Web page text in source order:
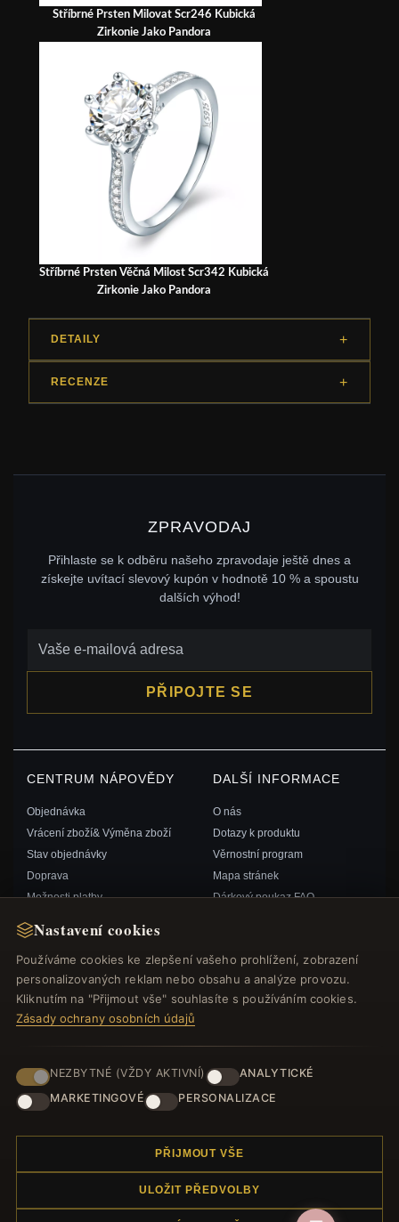
Nastavení cookies
Používáme cookies ke zlepšení vašeho prohlížení, zobrazení
personalizovaných reklam nebo obsahu a analýze provozu.
Kliknutím na "Přijmout vše" souhlasíte s používáním cookies.
Zásady ochrany osobních údajů
NEZBYTNÉ (VŽDY AKTIVNÍ)
ANALYTICKÉ
MARKETINGOVÉ
PERSONALIZACE
PŘIJMOUT VŠE
ULOŽIT PŘEDVOLBY
Stříbrné Prsten Milovat Scr246 Kubická
Zirkonie Jako Pandora
Stříbrné Prsten Věčná Milost Scr342 Kubická
Zirkonie Jako Pandora
DETAILY
RECENZE
ZPRAVODAJ
Přihlaste se k odběru našeho zpravodaje ještě dnes a
získejte uvítací slevový kupón v hodnotě 10 % a spoustu
dalších výhod!
PŘIPOJTE SE
CENTRUM NÁPOVĚDY
Objednávka
Vrácení zboží& Výměna zboží
Stav objednávky
Doprava
Možnosti platby
Kontaktujte nás
DALŠÍ INFORMACE
O nás
Dotazy k produktu
Věrnostní program
Mapa stránek
Dárkový poukaz FAQ
RYCHLÉ ODKAZY
Nové produkty
Speciální nabídky
Blog
Recenze
Přihlásit se
SLEDUJTE NÁS